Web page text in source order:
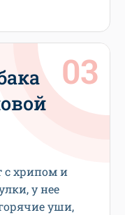
с хрипом и
у нее
уши,